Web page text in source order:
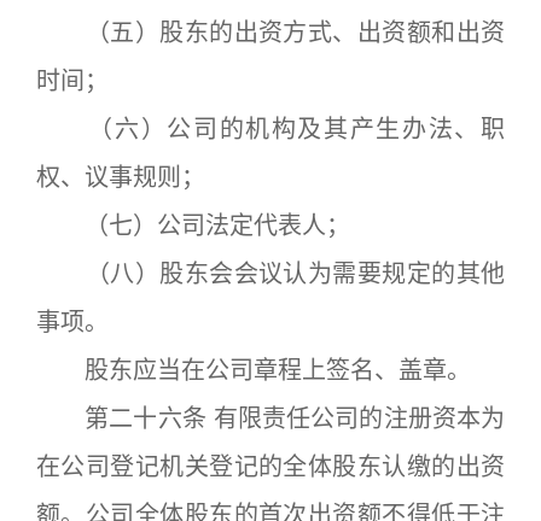
（五）股东的出资方式、出资额和出资
时间；
（六）公司的机构及其产生办法、职
权、议事规则；
（七）公司法定代表人；
（八）股东会会议认为需要规定的其他
事项。
股东应当在公司章程上签名、盖章。
第二十六条 有限责任公司的注册资本为
在公司登记机关登记的全体股东认缴的出资
额。公司全体股东的首次出资额不得低于注